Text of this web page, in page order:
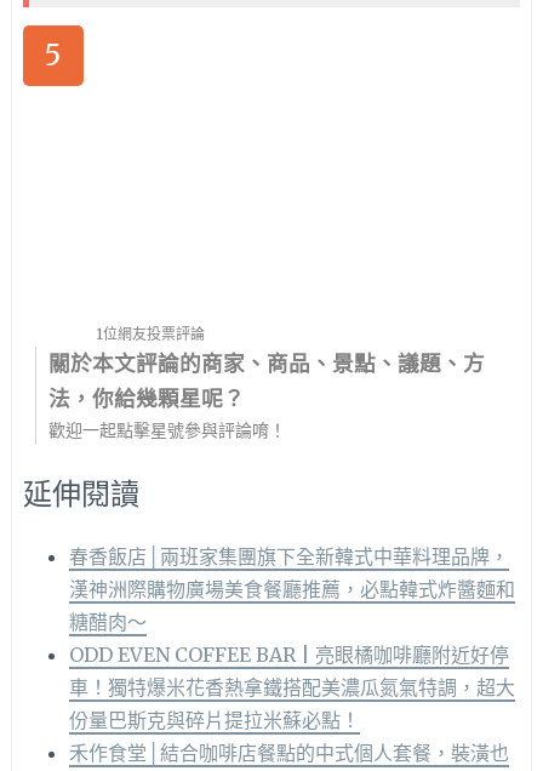
5
1位網友投票評論
關於本文評論的商家、商品、景點、議題、方
法，你給幾顆星呢？
歡迎一起點擊星號參與評論唷！
延伸閱讀
春香飯店│兩班家集團旗下全新韓式中華料理品牌，
漢神洲際購物廣場美食餐廳推薦，必點韓式炸醬麵和
糖醋肉～
ODD EVEN COFFEE BAR | 亮眼橘咖啡廳附近好停
車！獨特爆米花香熱拿鐵搭配美濃瓜氮氣特調，超大
份量巴斯克與碎片提拉米蘇必點！
禾作食堂│結合咖啡店餐點的中式個人套餐，裝潢也